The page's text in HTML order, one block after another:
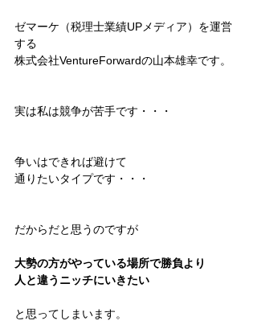
ゼマーケ（税理士業績UPメディア）を運営
する
株式会社VentureForwardの山本雄幸です。
実は私は競争が苦手です・・・
争いはできれば避けて
通りたいタイプです・・・
だからだと思うのですが
大勢の方がやっている場所で勝負より
人と違うニッチにいきたい
と思ってしまいます。